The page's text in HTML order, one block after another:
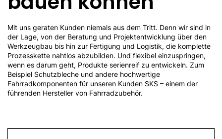
Mit uns geraten Kunden niemals aus dem Tritt. Denn wir sind in
der Lage, von der Beratung und Projektentwicklung über den
Werkzeugbau bis hin zur Fertigung und Logistik, die komplette
Prozesskette nahtlos abzubilden. Und flexibel einzuspringen,
wenn es darum geht, Produkte serienreif zu entwickeln. Zum
Beispiel Schutzbleche und andere hochwertige
Fahrradkomponenten für unseren Kunden SKS – einem der
führenden Hersteller von Fahrradzubehör.